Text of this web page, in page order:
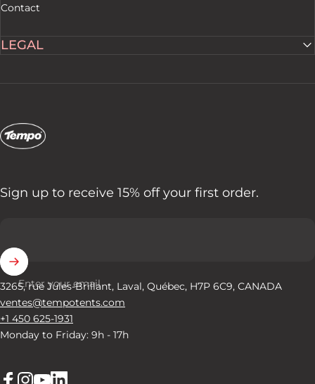
Contact
LEGAL
Tempo Tents
Sign up to receive 15% off your first order.
Enter your email
3265, rue Jules-Brillant, Laval, Québec, H7P 6C9, CANADA
ventes@tempotents.com
+1 450 625-1931
Monday to Friday: 9h - 17h